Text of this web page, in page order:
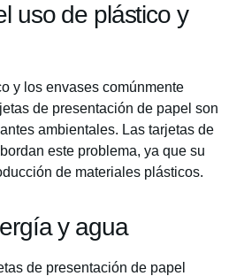
uso de plástico y
y los envases comúnmente
de presentación de papel son
ambientales. Las tarjetas de
este problema, ya que su
de materiales plásticos.
y agua
de presentación de papel